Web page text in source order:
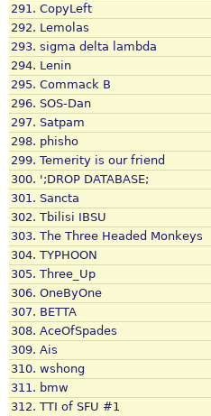
291. CopyLeft
292. Lemolas
293. sigma delta lambda
294. Lenin
295. Commack B
296. SOS-Dan
297. Satpam
298. phisho
299. Temerity is our friend
300. ';DROP DATABASE;
301. Sancta
302. Tbilisi IBSU
303. The Three Headed Monkeys
304. TYPHOON
305. Three_Up
306. OneByOne
307. BETTA
308. AceOfSpades
309. Ais
310. wshong
311. bmw
312. TTI of SFU #1